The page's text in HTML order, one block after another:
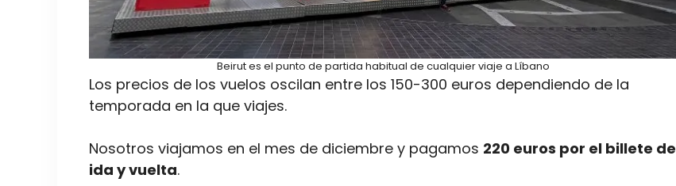
Beirut es el punto de partida habitual de cualquier viaje a Líbano
Los precios de los vuelos oscilan entre los 150-300 euros dependiendo de la
temporada en la que viajes.
Nosotros viajamos en el mes de diciembre y pagamos 220 euros por el billete de
ida y vuelta.